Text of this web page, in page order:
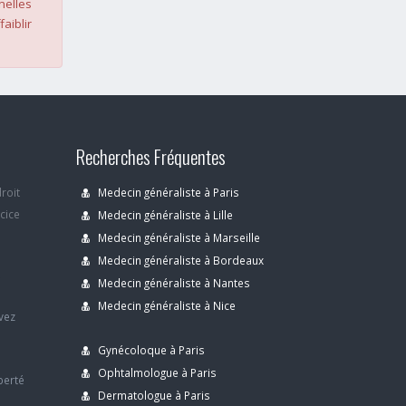
Recherches Fréquentes
Medecin généraliste à Paris
Medecin généraliste à Lille
Medecin généraliste à Marseille
Medecin généraliste à Bordeaux
Medecin généraliste à Nantes
Medecin généraliste à Nice
Gynécoloque à Paris
Ophtalmologue à Paris
Dermatologue à Paris